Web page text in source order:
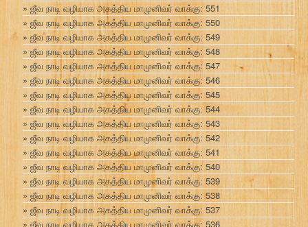
ஜீவ நாடி வழியாக அகத்திய மாமுனிவர் வாக்கு: 551
ஜீவ நாடி வழியாக அகத்திய மாமுனிவர் வாக்கு: 550
ஜீவ நாடி வழியாக அகத்திய மாமுனிவர் வாக்கு: 549
ஜீவ நாடி வழியாக அகத்திய மாமுனிவர் வாக்கு: 548
ஜீவ நாடி வழியாக அகத்திய மாமுனிவர் வாக்கு: 547
ஜீவ நாடி வழியாக அகத்திய மாமுனிவர் வாக்கு: 546
ஜீவ நாடி வழியாக அகத்திய மாமுனிவர் வாக்கு: 545
ஜீவ நாடி வழியாக அகத்திய மாமுனிவர் வாக்கு: 544
ஜீவ நாடி வழியாக அகத்திய மாமுனிவர் வாக்கு: 543
ஜீவ நாடி வழியாக அகத்திய மாமுனிவர் வாக்கு: 542
ஜீவ நாடி வழியாக அகத்திய மாமுனிவர் வாக்கு: 541
ஜீவ நாடி வழியாக அகத்திய மாமுனிவர் வாக்கு: 540
ஜீவ நாடி வழியாக அகத்திய மாமுனிவர் வாக்கு: 539
ஜீவ நாடி வழியாக அகத்திய மாமுனிவர் வாக்கு: 538
ஜீவ நாடி வழியாக அகத்திய மாமுனிவர் வாக்கு: 537
ஜீவ நாடி வழியாக அகத்திய மாமுனிவர் வாக்கு: 536